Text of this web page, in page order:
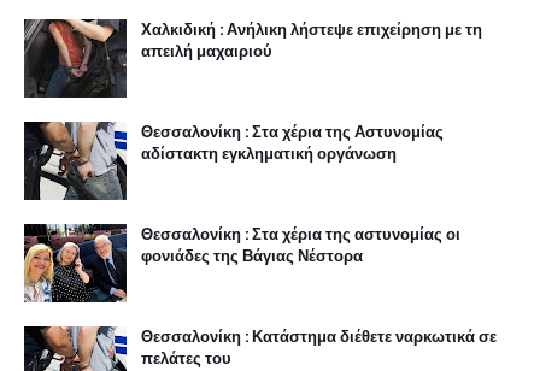
Χαλκιδική : Ανήλικη λήστεψε επιχείρηση με τη
απειλή μαχαιριού
Θεσσαλονίκη : Στα χέρια της Αστυνομίας
αδίστακτη εγκληματική οργάνωση
Θεσσαλονίκη : Στα χέρια της αστυνομίας οι
φονιάδες της Βάγιας Νέστορα
Θεσσαλονίκη : Κατάστημα διέθετε ναρκωτικά σε
πελάτες του